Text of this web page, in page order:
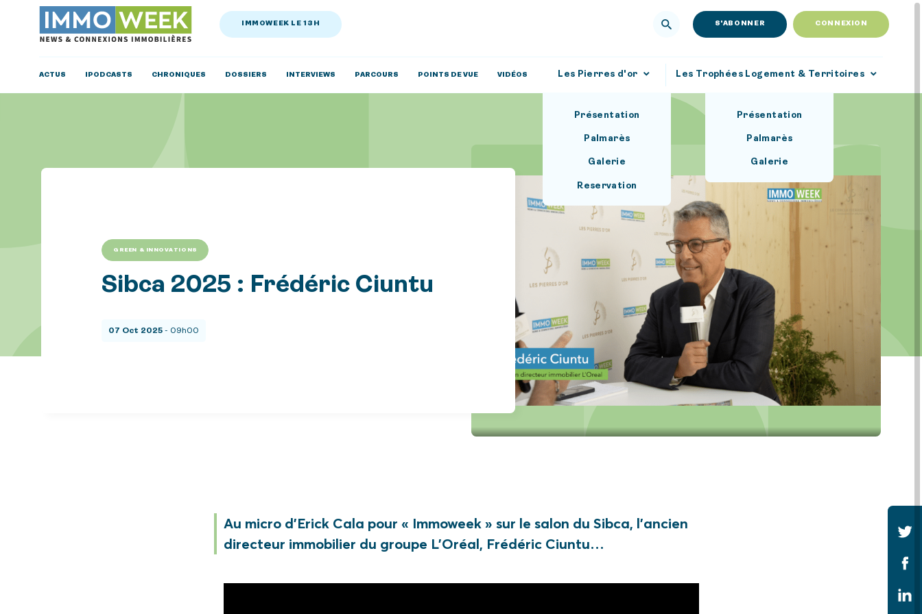
IMMOWEEK LE 13H S'ABONNER CONNEXION
ACTUS IPODCASTS CHRONIQUES DOSSIERS INTERVIEWS PARCOURS POINTS DE VUE VIDÉOS Les Pierres d'or
Présentation
Palmarès
Galerie
Reservation
Les Trophées Logement & Territoires
Présentation
Palmarès
Galerie
GREEN & INNOVATIONS
Sibca 2025 : Frédéric Ciuntu
07 Oct 2025 - 09h00
Au micro d’Erick Cala pour « Immoweek » sur le salon du Sibca, l’ancien
directeur immobilier du groupe L’Oréal, Frédéric Ciuntu…